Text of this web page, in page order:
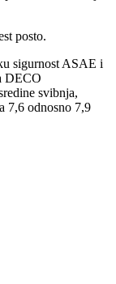
posto.
sigurnost ASAE i
DECO
svibnja,
7,6 odnosno 7,9